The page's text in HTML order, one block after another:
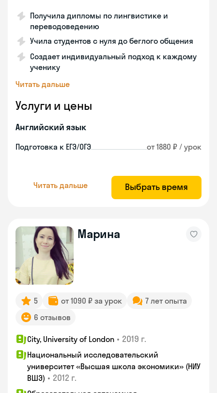
Получила дипломы по лингвистике и
переводоведению
Учила студентов с нуля до беглого общения
Создает индивидуальный подход к каждому
ученику
Читать дальше
Услуги и цены
Английский язык
Подготовка к ЕГЭ/ОГЭ от 1880 ₽ / урок
Читать дальше Выбрать время
Марина
5 от 1090 ₽ за урок
7 лет опыта
6 отзывов
City, University of London • 2019 г.
Национальный исследовательский
университет «Высшая школа экономики» (НИУ
ВШЭ) • 2012 г.